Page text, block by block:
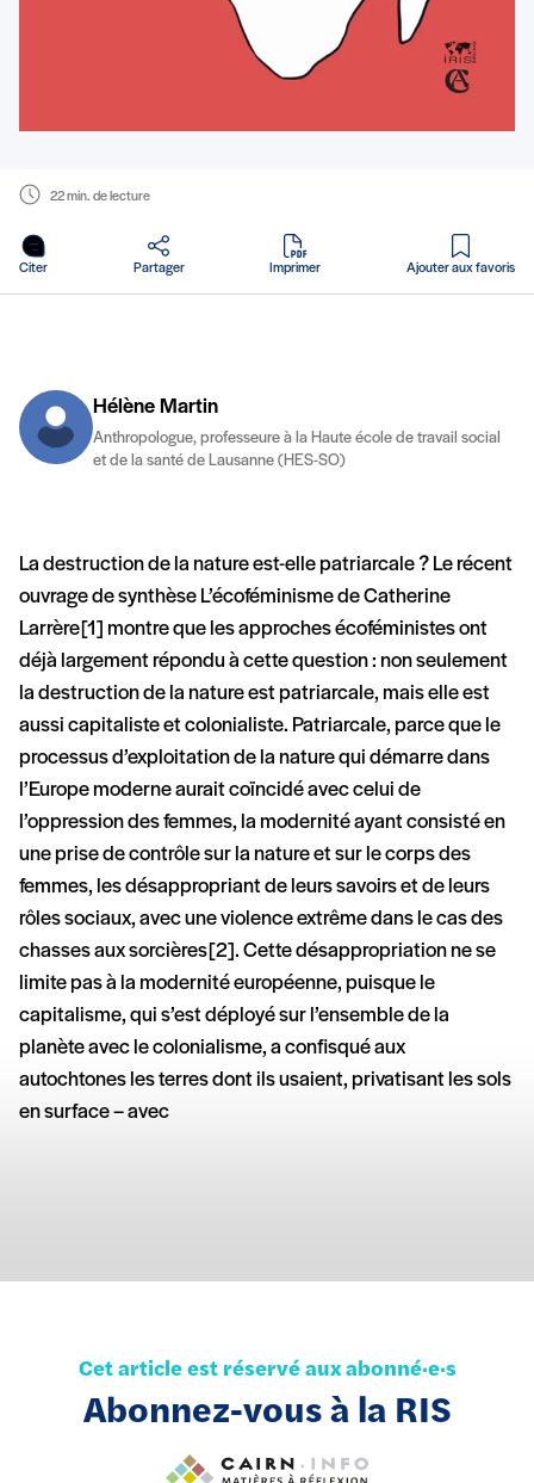
22 min. de lecture
Citer Partager Imprimer
en PDF
Ajouter aux favoris
Hélène Martin
Anthropologue, professeure à la Haute école de travail social
et de la santé de Lausanne (HES-SO)
La destruction de la nature est-elle patriarcale ? Le récent
ouvrage de synthèse L’écoféminisme de Catherine
Larrère [1] montre que les approches écoféministes ont
déjà largement répondu à cette question : non seulement
la destruction de la nature est patriarcale, mais elle est
aussi capitaliste et colonialiste. Patriarcale, parce que le
processus d’exploitation de la nature qui démarre dans
l’Europe moderne aurait coïncidé avec celui de
l’oppression des femmes, la modernité ayant consisté en
une prise de contrôle sur la nature et sur le corps des
femmes, les désappropriant de leurs savoirs et de leurs
rôles sociaux, avec une violence extrême dans le cas des
chasses aux sorcières [2]. Cette désappropriation ne se
limite pas à la modernité européenne, puisque le
capitalisme, qui s’est déployé sur l’ensemble de la
planète avec le colonialisme, a confisqué aux
autochtones les terres dont ils usaient, privatisant les sols
en surface – avec
Cet article est réservé aux abonné·e·s
Abonnez-vous à la RIS